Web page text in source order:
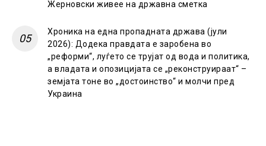
Жерновски живее на државна сметка
Хроника на една пропадната држава (јули
2026): Додека правдата е заробена во
„реформи“, луѓето се трујат од вода и политика,
а владата и опозицијата се „реконструираат“ –
земјата тоне во „достоинство“ и молчи пред
Украина